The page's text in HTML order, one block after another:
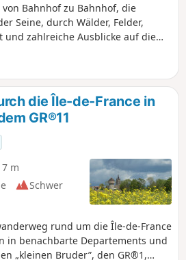
Bahnhof zu Bahnhof, die
Seine, durch Wälder, Felder,
zahlreiche Ausblicke auf die
Sehenswürdigkeiten, erinnert
Region im August 1944 heftige
die Île-de-France in
GR®11
m
Schwer
rund um die Île-de-France
in benachbarte Departements und
„kleinen Bruder”, den GR®1,